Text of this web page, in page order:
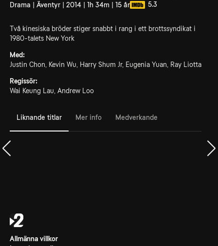
Drama | Äventyr | 2014 | 1h 34m | 15 år 5.3
Två kinesiska bröder stiger snabbt i rang i ett brottssyndikat i
1980-talets New York
Med:
Justin Chon, Kevin Wu, Harry Shum Jr, Eugenia Yuan, Ray Liotta
Regissör:
Wai Keung Lau, Andrew Loo
Liknande titlar Mer info Medverkande
Allmänna villkor